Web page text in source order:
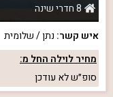
8 חדרי שינה
איש קשר: נתן / שלומית
מחיר לוילה החל מ:
סופ״שלא עודכן